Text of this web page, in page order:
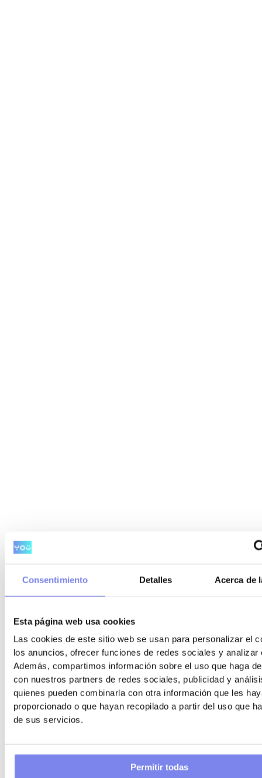
Consentimiento Detalles Acerca de
Esta página web usa cookies
Las cookies de este sitio web se usan para personalizar el
los anuncios, ofrecer funciones de redes sociales y analizar
Además, compartimos información sobre el uso que haga
con nuestros partners de redes sociales, publicidad y
quienes pueden combinarla con otra información que les
proporcionado o que hayan recopilado a partir del uso que
de sus servicios.
Permitir todas